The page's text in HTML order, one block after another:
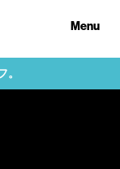
Menu